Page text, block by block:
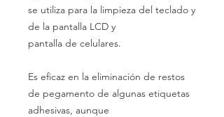
se utiliza para la limpieza del teclado y
de la pantalla LCD y
pantalla de celulares.
Es eficaz en la eliminación de restos
de pegamento de algunas etiquetas
adhesivas, aunque